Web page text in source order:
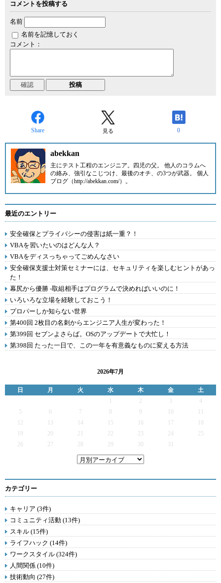
コメントを投稿する
名前
名前を記憶しておく
コメント：
Share 見る 0
abekkan
主にテスト工程のエンジニア。四児の父。 他人のコラムへ
の絡み、強引なこじつけ、最後のオチ、の3つが武器。 個人
ブログ（http://abekkan.com/）。
最近のエントリー
安全確保とプライバシーの侵害は紙一重？！
VBAを習いたいのはどんな人？
VBAをディスっちゃってごめんなさい
安全確保支援士対策セミナーには、セキュリティを楽しむヒントがあっ
た！
幕尻から優勝 -取組相手はプログラムで決めればいいのに！
いろいろな立場を経験しておこう！
プロパーしか知らない世界
第400回 2枚目の名刺からエンジニア人生が変わった！
第399回 セブンよさらば。OSのアップデートで大忙し！
第398回 たった一日で、この一年を有意義なものに変える方法
2026年7月
日 月 火 水 木 金
土
2 3
4
5
6 7 9
12
13 14 15 16 17
19
20 21 22 23 24
25
26
27 28 29 30 31
カテゴリー
キャリア (3件)
コミュニティ活動 (13件)
スキル (15件)
ライフハック (14件)
ワークスタイル (324件)
人間関係 (10件)
技術動向 (27件)